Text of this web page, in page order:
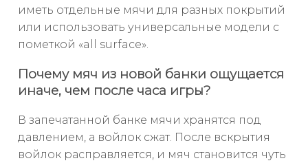
иметь отдельные мячи для разных покрытий
или использовать универсальные модели с
пометкой «all surface».
Почему мяч из новой банки ощущается
иначе, чем после часа игры?
В запечатанной банке мячи хранятся под
давлением, а войлок сжат. После вскрытия
войлок расправляется, и мяч становится чуть